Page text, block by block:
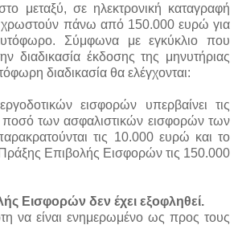
μεταξύ, σε ηλεκτρονική καταγραφή
χρωστούν πάνω από 150.000 ευρώ για
Σύμφωνα με εγκύκλιο που
διαδικασία έκδοσης της μηνυτήριας
διαδικασία θα ελέγχονται:
εισφορών υπερβαίνει τις
των ασφαλιστικών εισφορών των
τις 10.000 ευρώ και το
Επιβολής Εισφορών τις 150.000
Εισφορών δεν έχει εξοφληθεί.
να είναι ενημερωμένο ως προς τους